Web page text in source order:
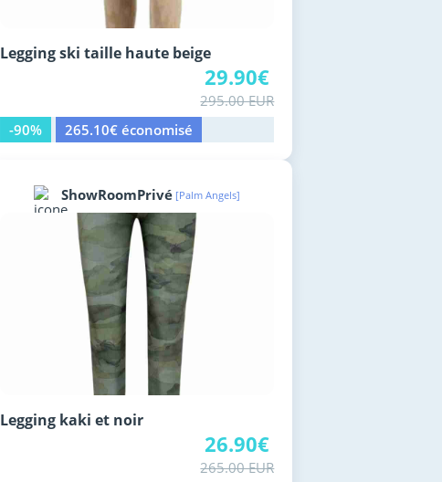
Legging ski taille haute beige
29.90€
295.00 EUR
-90%
265.10€ économisé
ShowRoomPrivé [Palm Angels]
Legging kaki et noir
26.90€
265.00 EUR